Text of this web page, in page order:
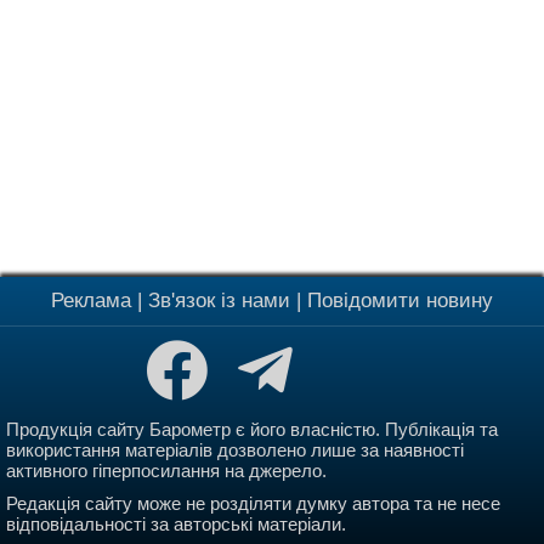
Реклама| Зв'язок із нами | Повідомити новину
Продукція сайту Барометр є його власністю. Публікація та
використання матеріалів дозволено лише за наявності
активного гіперпосилання на джерело.
Редакція сайту може не розділяти думку автора та не несе
відповідальності за авторські матеріали.